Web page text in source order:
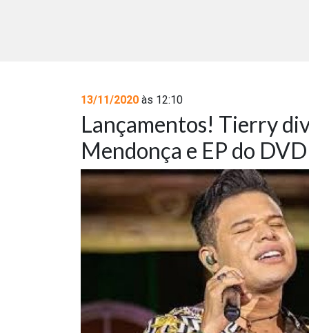
13/11/2020 às 12:10
Lançamentos! Tierry
Mendonça e EP do